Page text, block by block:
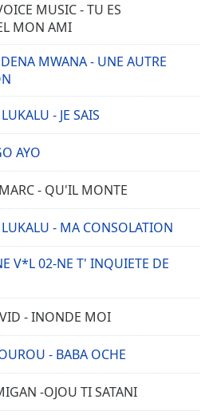
MUSIC - TU ES
MON AMI
MWANA - UNE AUTRE
- JE SAIS
AYO
- QU'IL MONTE
- MA CONSOLATION
V*L 02-NE T' INQUIETE DE
- INONDE MOI
- BABA OCHE
-OJOU TI SATANI